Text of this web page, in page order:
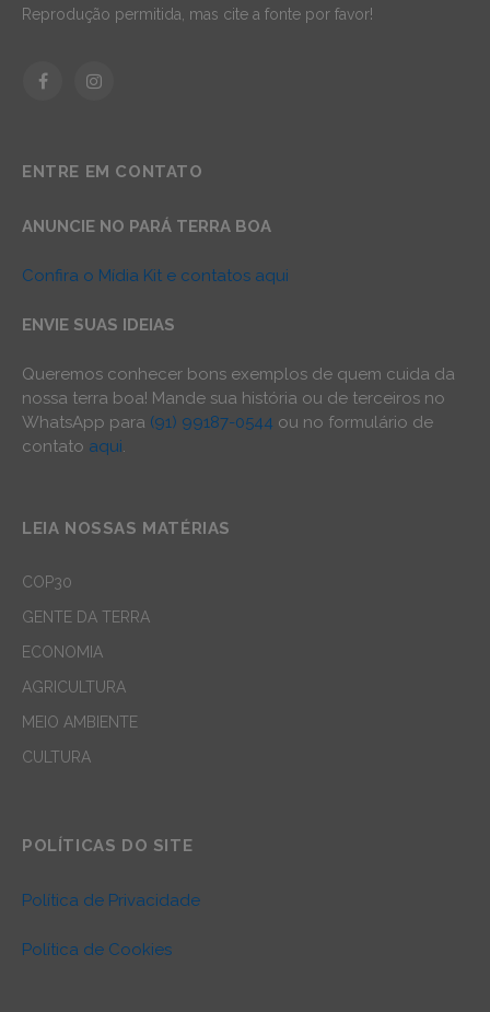
Reprodução permitida, mas cite a fonte por favor!
FacebookInstagram
ENTRE EM CONTATO
ANUNCIE NO PARÁ TERRA BOA
Confira o Mídia Kit e contatos aqui
ENVIE SUAS IDEIAS
Queremos conhecer bons exemplos de quem cuida da
nossa terra boa! Mande sua história ou de terceiros no
WhatsApp para (91) 99187-0544 ou no formulário de
contato aqui.
LEIA NOSSAS MATÉRIAS
COP30
GENTE DA TERRA
ECONOMIA
AGRICULTURA
MEIO AMBIENTE
CULTURA
POLÍTICAS DO SITE
Política de Privacidade
Política de Cookies